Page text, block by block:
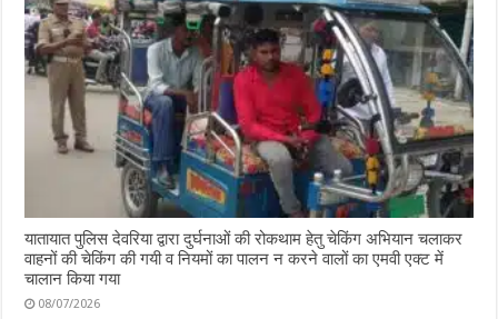
यातायात पुलिस देवरिया द्वारा दुर्घनाओं की रोकथाम हेतु चेकिंग अभियान चलाकर
वाहनों की चेकिंग की गयी व नियमों का पालन न करने वालों का एमवी एक्ट में
चालान किया गया
08/07/2026